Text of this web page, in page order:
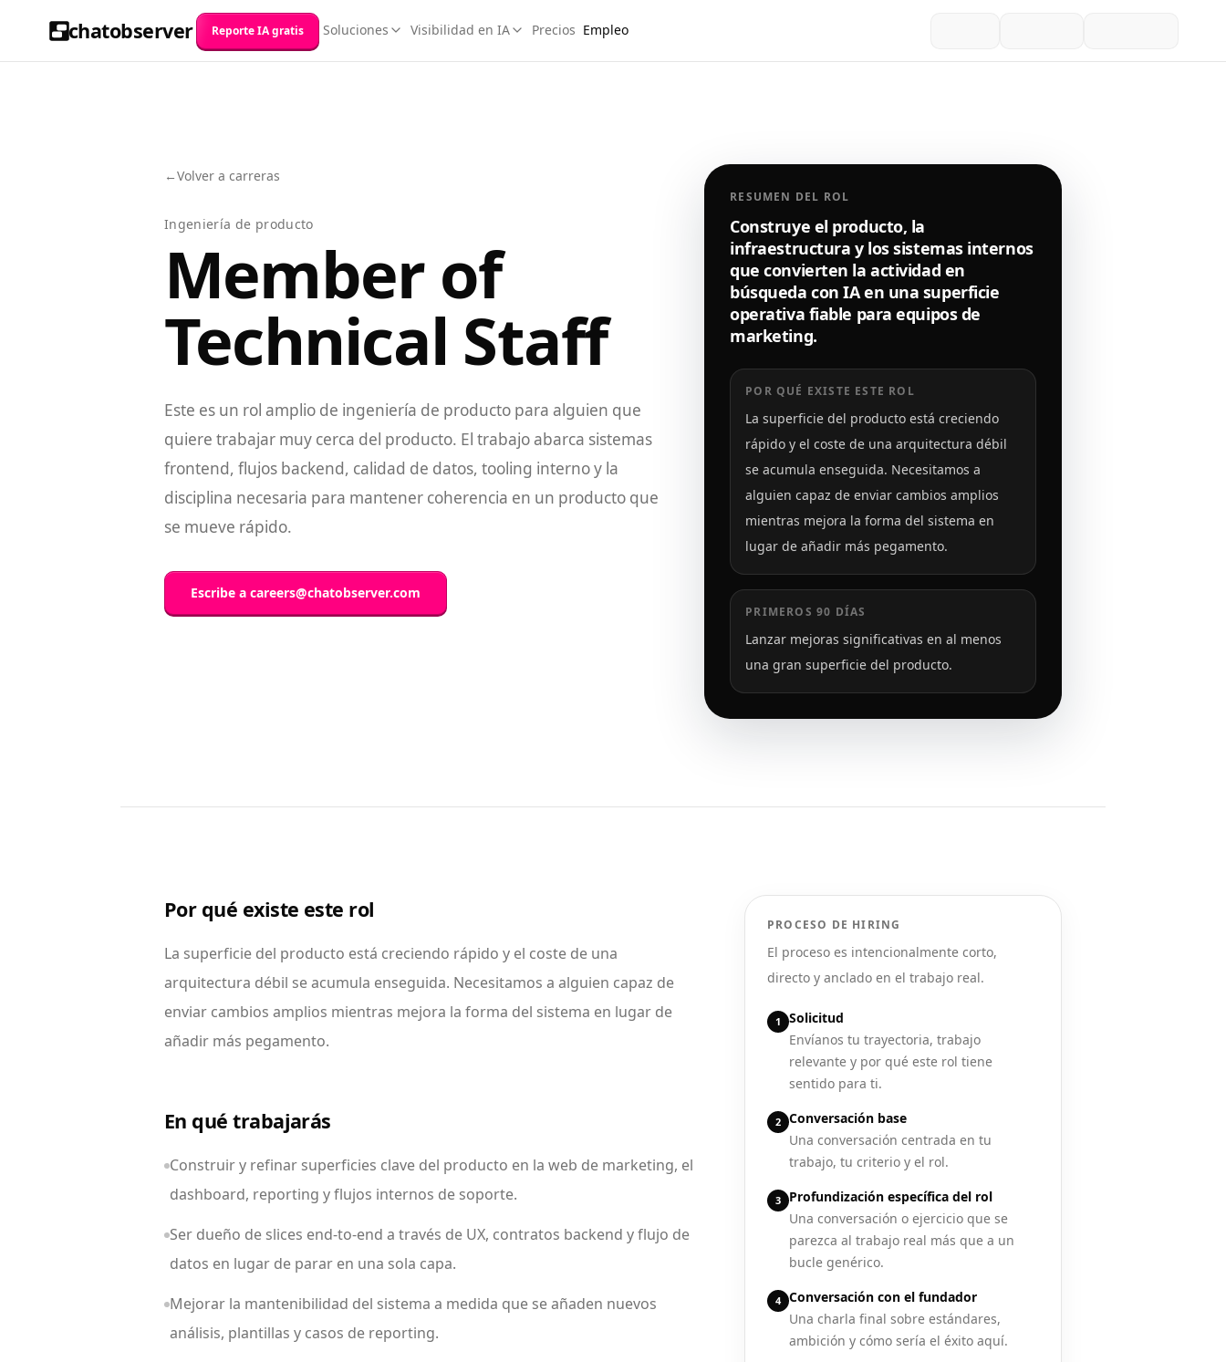
chatobserver Reporte IA gratis Soluciones Visibilidad en IA Precios Empleo
←Volver a carreras
Ingeniería de producto
Member of
Technical Staff
Este es un rol amplio de ingeniería de producto para alguien que
quiere trabajar muy cerca del producto. El trabajo abarca sistemas
frontend, flujos backend, calidad de datos, tooling interno y la
disciplina necesaria para mantener coherencia en un producto que
se mueve rápido.
Escribe a careers@chatobserver.com
RESUMEN DEL ROL
Construye el producto, la
infraestructura y los sistemas internos
que convierten la actividad en
búsqueda con IA en una superficie
operativa fiable para equipos de
marketing.
POR QUÉ EXISTE ESTE ROL
La superficie del producto está creciendo
rápido y el coste de una arquitectura débil
se acumula enseguida. Necesitamos a
alguien capaz de enviar cambios amplios
mientras mejora la forma del sistema en
lugar de añadir más pegamento.
PRIMEROS 90 DÍAS
Lanzar mejoras significativas en al menos
una gran superficie del producto.
Por qué existe este rol
La superficie del producto está creciendo rápido y el coste de una
arquitectura débil se acumula enseguida. Necesitamos a alguien capaz de
enviar cambios amplios mientras mejora la forma del sistema en lugar de
añadir más pegamento.
En qué trabajarás
Construir y refinar superficies clave del producto en la web de marketing, el
dashboard, reporting y flujos internos de soporte.
Ser dueño de slices end-to-end a través de UX, contratos backend y flujo de
datos en lugar de parar en una sola capa.
Mejorar la mantenibilidad del sistema a medida que se añaden nuevos
análisis, plantillas y casos de reporting.
PROCESO DE HIRING
El proceso es intencionalmente corto,
directo y anclado en el trabajo real.
1
Solicitud
Envíanos tu trayectoria, trabajo
relevante y por qué este rol tiene
sentido para ti.
2 Conversación base
Una conversación centrada en tu
trabajo, tu criterio y el rol.
3
Profundización específica del rol
Una conversación o ejercicio que se
parezca al trabajo real más que a un
bucle genérico.
4 Conversación con el fundador
Una charla final sobre estándares,
ambición y cómo sería el éxito aquí.